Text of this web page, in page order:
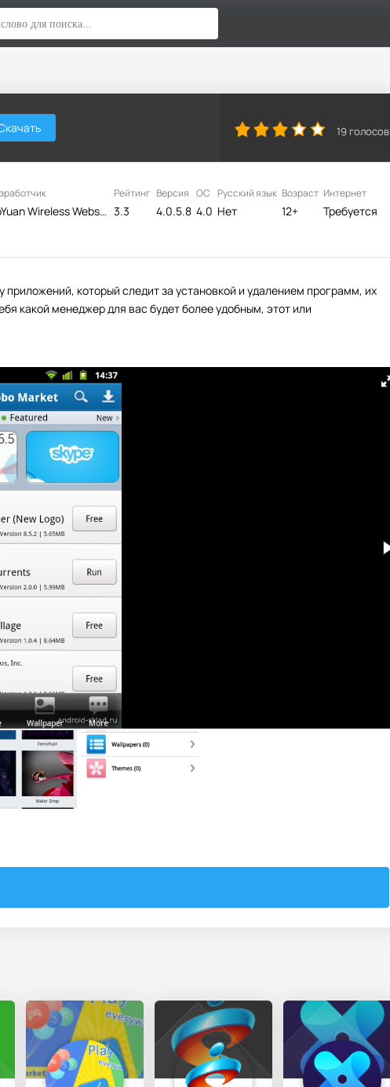
19 голосов
BoYuan Wireless Websoft Technology Limited
Рейтинг
3.3
Версия
4.0.5.8
ОС
4.0
Русский язык
Нет
Возраст
12+
Интернет
Требуется
который следит за установкой и удалением программ, их
какой менеджер для вас будет более удобным, этот или